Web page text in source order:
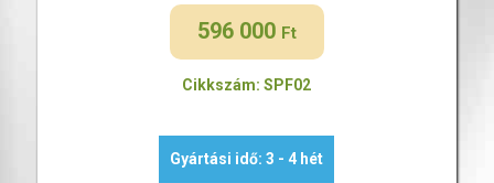
596 000 Ft
Cikkszám: SPF02
Gyártási idő: 3 - 4 hét